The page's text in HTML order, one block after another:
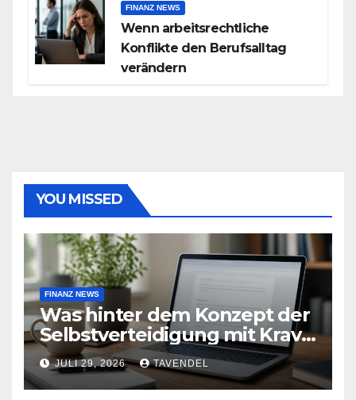
FINANZ NEWS
Wenn arbeitsrechtliche
Konflikte den Berufsalltag
verändern
YOU MISSED
FINANZ NEWS
Was hinter dem Konzept der
Selbstverteidigung mit Krav
Maga steckt
JULI 29, 2026 TAVENDEL